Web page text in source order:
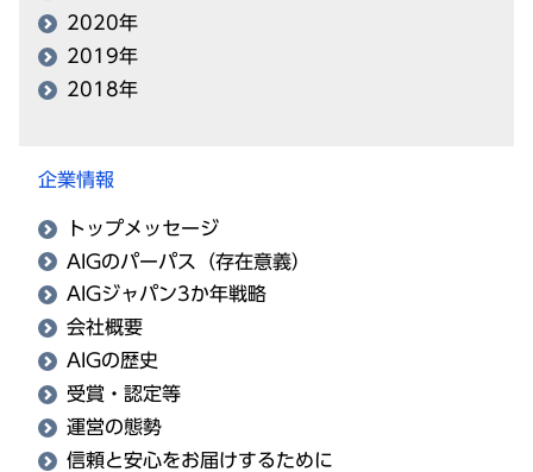
2020年
2019年
2018年
企業情報
トップメッセージ
AIGのパーパス（存在意義）
AIGジャパン3か年戦略
会社概要
AIGの歴史
受賞・認定等
運営の態勢
信頼と安心をお届けするために